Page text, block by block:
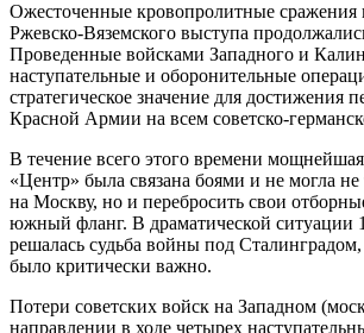
Ожесточенные кровопролитные сражения
Ржевско-Вяземского выступа
Проведенные войсками Западного и
наступательные и оборонительные
стратегическое значение для достижения
Красной Армии на всем советско-
В течение всего этого времени
«Центр» была связана боями и не могла не
на Москву, но и перебросить свои
южный фланг. В драматической ситуации
решалась судьба войны под
было критически важно.
Потери советских войск на Западном
направлении в ходе четырех